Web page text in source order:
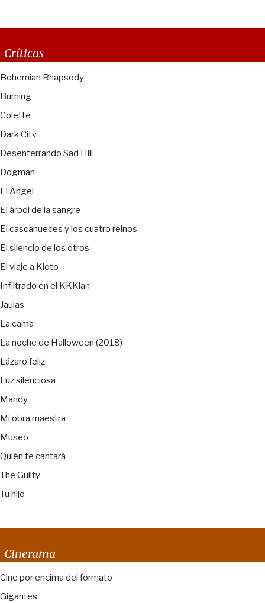
Críticas
Bohemian Rhapsody
Burning
Colette
Dark City
Desenterrando Sad Hill
Dogman
El Ángel
El árbol de la sangre
El cascanueces y los cuatro reinos
El silencio de los otros
El viaje a Kioto
Infiltrado en el KKKlan
Jaulas
La cama
La noche de Halloween (2018)
Lázaro feliz
Luz silenciosa
Mandy
Mi obra maestra
Museo
Quién te cantará
The Guilty
Tu hijo
Cinerama
Cine por encima del formato
Gigantes